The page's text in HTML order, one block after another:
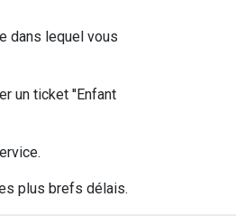
dans lequel vous
un ticket ''Enfant
plus brefs délais.